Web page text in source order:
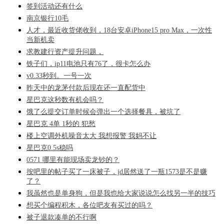
签到活动还有什么
南京银行10毛
人才，最近收货佬收到，18台安卓iPhone15 pro Max，一次性
当新机卖
求教建行资产提升问题，
铁子们，ip11电池只有76了，很卡怎么办
v0.33秒到。一号一次
昨天中的龙茅付款后现在还一直配货中
星巴克这秒数有机会吗？
饿了么提交订单时候会弹出一个选择餐具，被坑了
星巴克 4单 1秒的 犯愁
楼上空调外机噪音太大 我想报警 我妈不让
星巴克0.5s稳吗
0571 哪里有能现场卖龙钞的？
按吧里的帖子买了一床被子，jd居然送了一瓶1573是不是赚
了？
我虽然也是单身狗，但是我也给大家说说怎么找另一半的技巧
想买个编程积木，各位吧友有买过的吗？
被子退款凑单的不行啊